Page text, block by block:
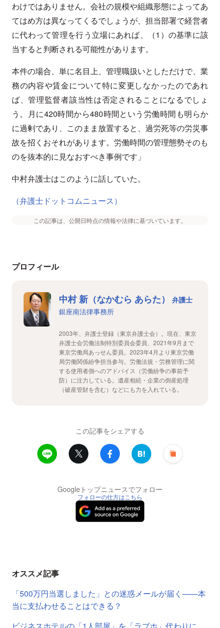
わけではありません。会社の規模や組織形態によってあ
てはめ方は異なってくるでしょうが、担当部署で経営者
に代わって管理を行う立場にあれば、（1）の基準に該
当すると判断される可能性があります。
本件の場合、単に名目上、管理職扱いとしただけで、業
務の内容や賃金について特に変更しなかったのであれ
ば、管理監督者該当性は否定されることになるでしょ
う。月に420時間から480時間という労働時間も明らか
に過剰であり、このまま放置すると、過労死等の労災事
故を招くおそれがあります。労働時間の管理態勢そのも
のを抜本的に見なおすべき事例です」
中村弁護士はこのように話していた。
（弁護士ドットコムニュース）
この記事は、公開日時点の情報や法律に基づいています。
プロフィール
中村 新（なかむら あらた）
弁護士
銀座南法律事務所
2003年、弁護士登録（東京弁護士会）。現在、東京
弁護士会労働法制特別委員会委員、2021年9月まで
東京労働局あっせん委員。2023年4月より東京労働
局労働関係紛争担当参与。労働法規・労務管理に関
する使用者側へのアドバイス（労働紛争の事前予
防）に注力している。遺産相続・企業の倒産処理
（破産管財を含む）などにも力を入れている。
この記事をシェアする
Googleトップニュースでフォロー
フォローの仕方はこちら
オススメ記事
「500万円当選しました」との迷惑メールが届く――本
当に支払わせることはできる？